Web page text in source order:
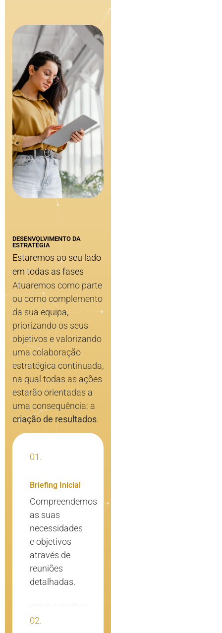
DESENVOLVIMENTO DA
ESTRATÉGIA
Estaremos ao seu lado
em todas as fases
Atuaremos como parte
ou como complemento
da sua equipa,
priorizando os seus
objetivos e valorizando
uma colaboração
estratégica continuada,
na qual todas as ações
estarão orientadas a
uma consequência: a
criação de resultados.
01.
Briefing Inicial
Compreendemos
as suas
necessidades
e objetivos
através de
reuniões
detalhadas.
02.